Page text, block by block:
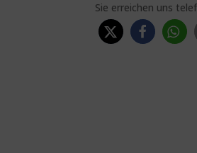
Sie erreichen uns